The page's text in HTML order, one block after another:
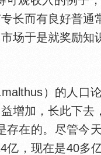
长而有良好普
场于是就奖励
）的人口
增加，长此下去
在的。尽管今
，现在是40多